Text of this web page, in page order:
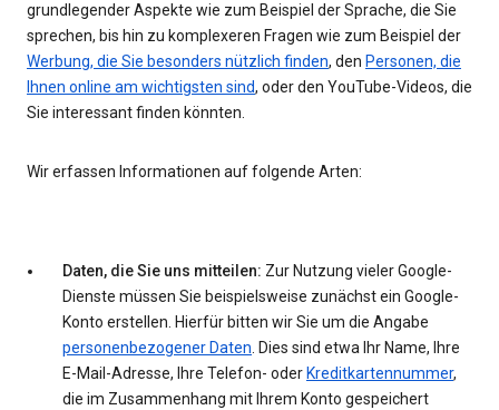
grundlegender Aspekte wie zum Beispiel der Sprache, die Sie
sprechen, bis hin zu komplexeren Fragen wie zum Beispiel der
Werbung, die Sie besonders nützlich finden, den Personen, die
Ihnen online am wichtigsten sind, oder den YouTube-Videos, die
Sie interessant finden könnten.
Wir erfassen Informationen auf folgende Arten:
Daten, die Sie uns mitteilen: Zur Nutzung vieler Google-
Dienste müssen Sie beispielsweise zunächst ein Google-
Konto erstellen. Hierfür bitten wir Sie um die Angabe
personenbezogener Daten. Dies sind etwa Ihr Name, Ihre
E-Mail-Adresse, Ihre Telefon- oder Kreditkartennummer,
die im Zusammenhang mit Ihrem Konto gespeichert